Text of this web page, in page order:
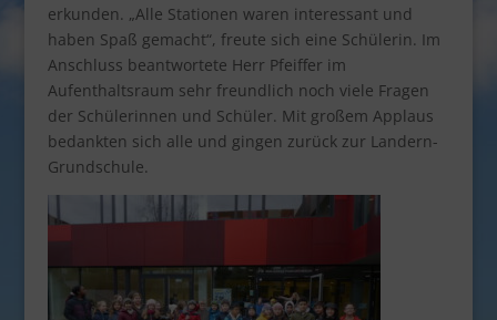
erkunden. „Alle Stationen waren interessant und
haben Spaß gemacht“, freute sich eine Schülerin. Im
Anschluss beantwortete Herr Pfeiffer im
Aufenthaltsraum sehr freundlich noch viele Fragen
der Schülerinnen und Schüler. Mit großem Applaus
bedankten sich alle und gingen zurück zur Landern-
Grundschule.